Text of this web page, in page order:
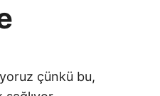
çünkü bu,